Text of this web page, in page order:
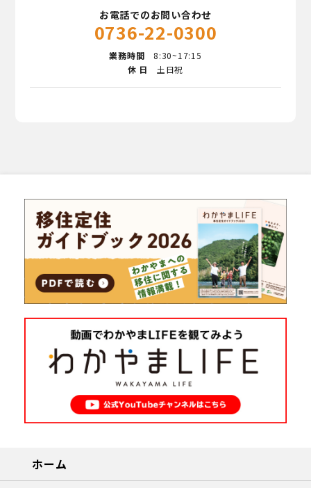
お電話でのお問い合わせ
0736-22-0300
業務時間 8:30~17:15
休 日
土日祝
ホーム